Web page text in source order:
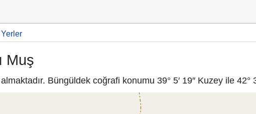
Muş
Büngüldek coğrafi konumu 39° 5′ 19″ Kuzey ile 42°